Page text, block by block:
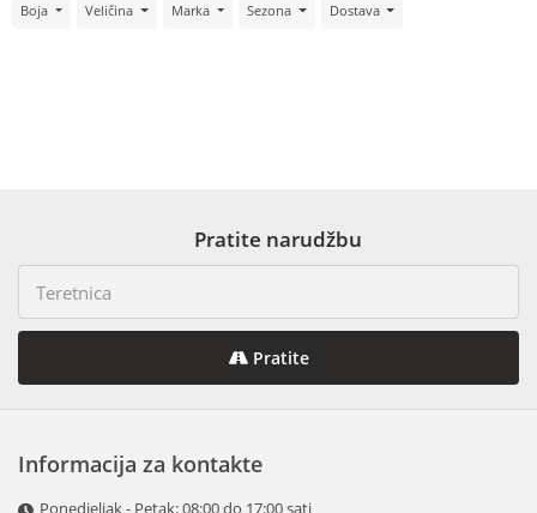
Boja Veličina Marka Sezona Dostava
Pratite narudžbu
Pratite
Informacija za kontakte
Ponedjeljak - Petak: 08:00 do 17:00 sati